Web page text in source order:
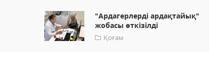
"Ардагерлерді ардақтайық"
жобасы өткізілді
Қоғам